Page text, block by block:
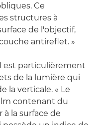
Ce
structures à
de l'objectif,
antireflet. »
est particulièrement
de la lumière qui
la verticale. « Le
contenant du
la surface de